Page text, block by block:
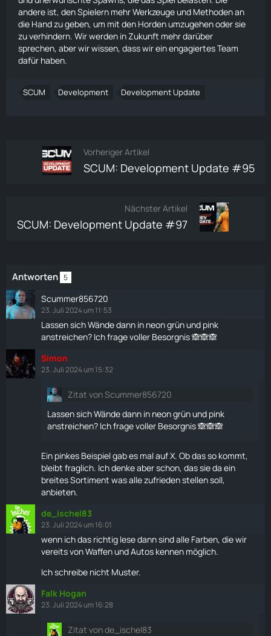
andere ist, den Spielern mehr Werkzeuge und Methoden an
die Hand zu geben, um mit den Horden umzugehen oder sie
zu verhindern. Wir werden in Zukunft mehr darüber
sprechen, aber wir wissen, dass wir ein engagiertes Team
dafür haben.
SCUM Development Development Update
Vorheriger Artikel
SCUM: Development Update #95
Nächster Artikel
SCUM: Development Update #97
Antworten 5
Scummer856720
23. Juli 2024 um 11:53
Lassen sich Wände dann in neon grün und pink
anstreichen? Ich frage voller Besorgnis 🙈🙈🙈
Simon
23. Juli 2024 um 15:32
Zitat von Scummer856720
Lassen sich Wände dann in neon grün und pink
anstreichen? Ich frage voller Besorgnis 🙈🙈🙈
Ein pinkes Beispiel gab es mal auf X. Ob das so kommt,
bleibt fraglich. Ich denke aber schon, das sie da ein
breites Sortiment was alle zufrieden stellen soll,
anbieten.
de_ischel83
23. Juli 2024 um 16:01
wenn ich das richtig lese dann sind alle Farben, die wir
vereits von Waffen und Autos kennen möglich.
Ich schreibe nicht Muster.
Falk Hogan
23. Juli 2024 um 16:28
Zitat von de_ischel83